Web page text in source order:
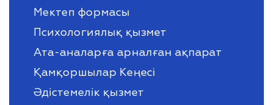
Мектеп формасы
Психологиялық қызмет
Ата-аналарға арналған ақпарат
Қамқоршылар Кеңесі
Әдістемелік қызмет